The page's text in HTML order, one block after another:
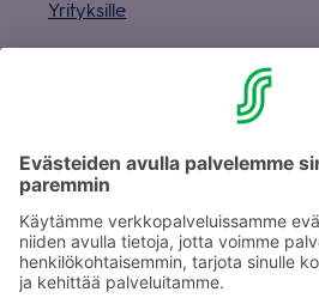
Yri­tyk­sille
Muuta eväs­tea­se­tuk­sia &
Tie­to­suo­ja­se­loste (Arina)